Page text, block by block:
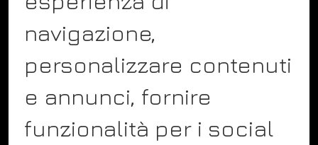
COMPANY
About
Team
navigazione,
personalizzare contenuti
e annunci, fornire
funzionalità per i social